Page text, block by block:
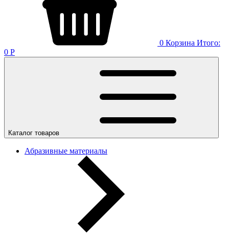
0 Корзина Итого:
0 Р
Каталог товаров
Абразивные материалы